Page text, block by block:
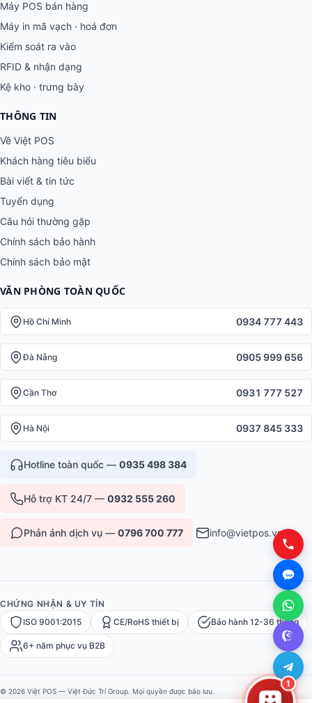
Máy POS bán hàng
Máy in mã vạch · hoá đơn
Kiểm soát ra vào
RFID & nhận dạng
Kệ kho · trưng bày
THÔNG TIN
Về Việt POS
Khách hàng tiêu biểu
Bài viết & tin tức
Tuyển dụng
Câu hỏi thường gặp
Chính sách bảo hành
Chính sách bảo mật
VĂN PHÒNG TOÀN QUỐC
Hồ Chí Minh 0934 777 443
Đà Nẵng 0905 999 656
Cần Thơ 0931 777 527
Hà Nội 0937 845 333
Hotline toàn quốc — 0935 498 384
Hỗ trợ KT 24/7 — 0932 555 260
Phản ánh dịch vụ — 0796 700 777 info@vietpos.vn
CHỨNG NHẬN & UY TÍN
ISO 9001:2015
CE/RoHS thiết bị Bảo hành 12-36 tháng
6+ năm phục vụ B2B
© 2026 Việt POS — Việt Đức Trí Group. Mọi quyền được bảo lưu.
1